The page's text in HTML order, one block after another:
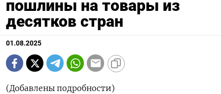
пошлины на товары из
десятков стран
01.08.2025
(Добавлены подробности)